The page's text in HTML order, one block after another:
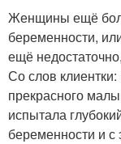
Женщины ещё
беременности,
ещё
Со слов клиентки:
прекрасного
испытала
беременности и с